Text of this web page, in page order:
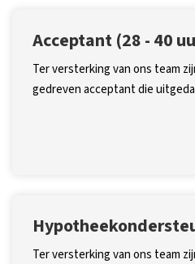
Acceptant (28 - 40
Ter versterking van ons team
gedreven acceptant die
Ter versterking van ons team